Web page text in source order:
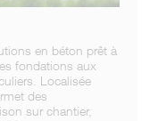
en béton prêt à
fondations aux
Localisée
des
sur chantier,